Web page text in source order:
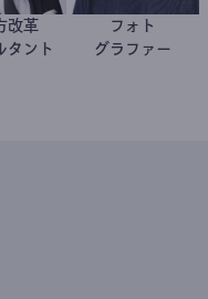
新田龍
働き方改革
コンサルタント
グラフ